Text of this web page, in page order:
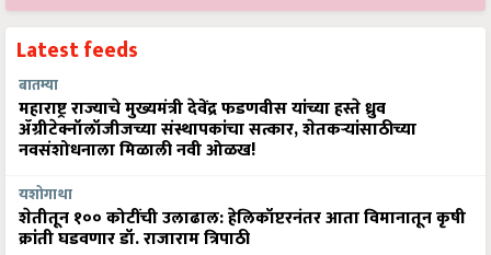
Latest feeds
बातम्या
महाराष्ट्र राज्याचे मुख्यमंत्री देवेंद्र फडणवीस यांच्या हस्ते ध्रुव
ॲग्रीटेक्नॉलॉजीजच्या संस्थापकांचा सत्कार, शेतकऱ्यांसाठीच्या
नवसंशोधनाला मिळाली नवी ओळख!
यशोगाथा
शेतीतून १०० कोटींची उलाढाल: हेलिकॉप्टरनंतर आता विमानातून कृषी
क्रांती घडवणार डॉ. राजाराम त्रिपाठी